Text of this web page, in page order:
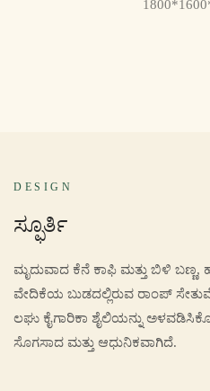
DESIGN
ಸ್ಫೂರ್ತಿ
ಮೃದುವಾದ ಕೆನೆ ಕಾಫಿ ಮತ್ತು ಬಿಳಿ
ವೇದಿಕೆಯ ಬುಡದಲ್ಲಿರುವ ರಾಂಪ್
ಲಘು ಕೈಗಾರಿಕಾ ಶೈಲಿಯನ್ನು
ಸೊಗಸಾದ ಮತ್ತು ಆಧುನಿಕವಾಗಿದೆ.